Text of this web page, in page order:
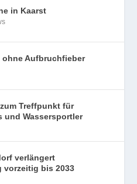
in Kaarst
Aufbruchfieber
Treffpunkt für
und Wassersportler
verlängert
vorzeitig bis 2033